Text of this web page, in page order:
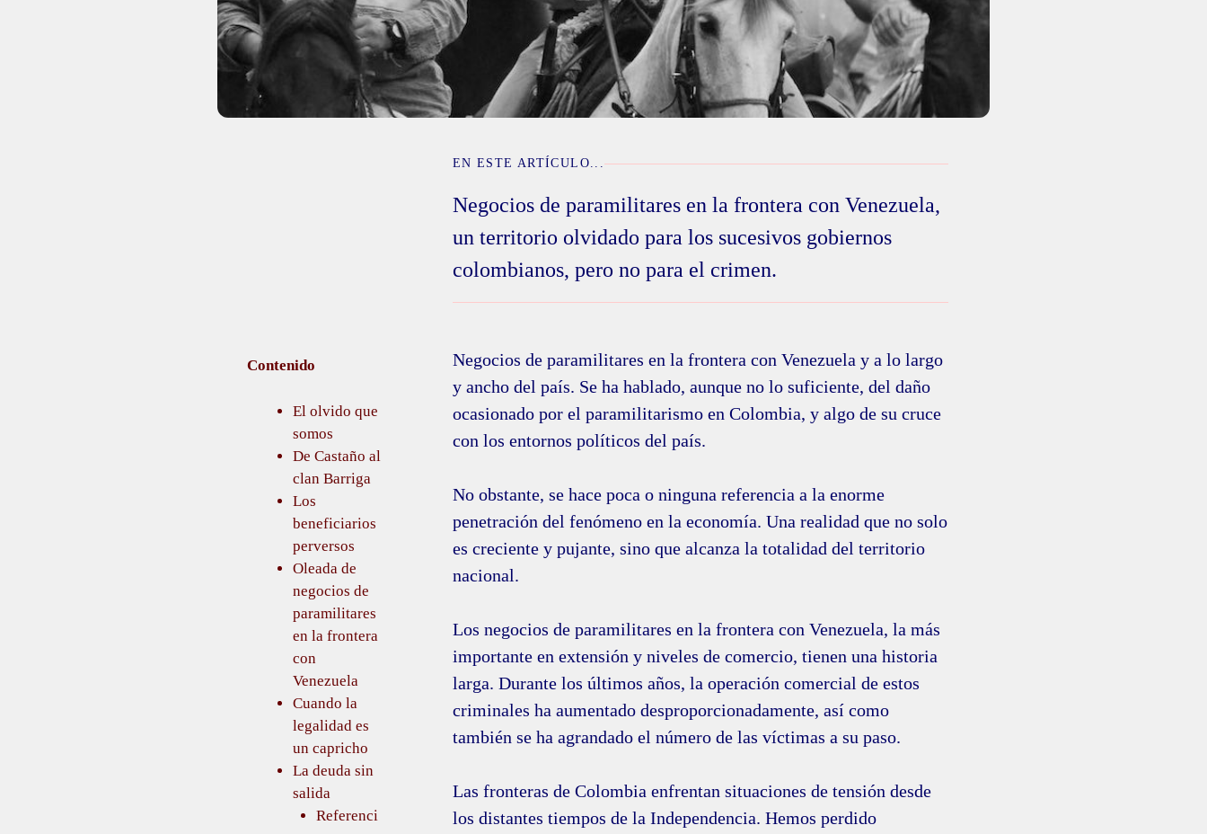
Contenido
El olvido que
somos
De Castaño al
clan Barriga
Los
beneficiarios
perversos
Oleada de
negocios de
paramilitares
en la frontera
con
Venezuela
Cuando la
legalidad es
un capricho
La deuda sin
salida
Referenci
EN ESTE ARTÍCULO...
Negocios de paramilitares en la frontera con Venezuela,
un territorio olvidado para los sucesivos gobiernos
colombianos, pero no para el crimen.
Negocios de paramilitares en la frontera con Venezuela y a lo largo
y ancho del país. Se ha hablado, aunque no lo suficiente, del daño
ocasionado por el paramilitarismo en Colombia, y algo de su cruce
con los entornos políticos del país.
No obstante, se hace poca o ninguna referencia a la enorme
penetración del fenómeno en la economía. Una realidad que no solo
es creciente y pujante, sino que alcanza la totalidad del territorio
nacional.
Los negocios de paramilitares en la frontera con Venezuela, la más
importante en extensión y niveles de comercio, tienen una historia
larga. Durante los últimos años, la operación comercial de estos
criminales ha aumentado desproporcionadamente, así como
también se ha agrandado el número de las víctimas a su paso.
Las fronteras de Colombia enfrentan situaciones de tensión desde
los distantes tiempos de la Independencia. Hemos perdido